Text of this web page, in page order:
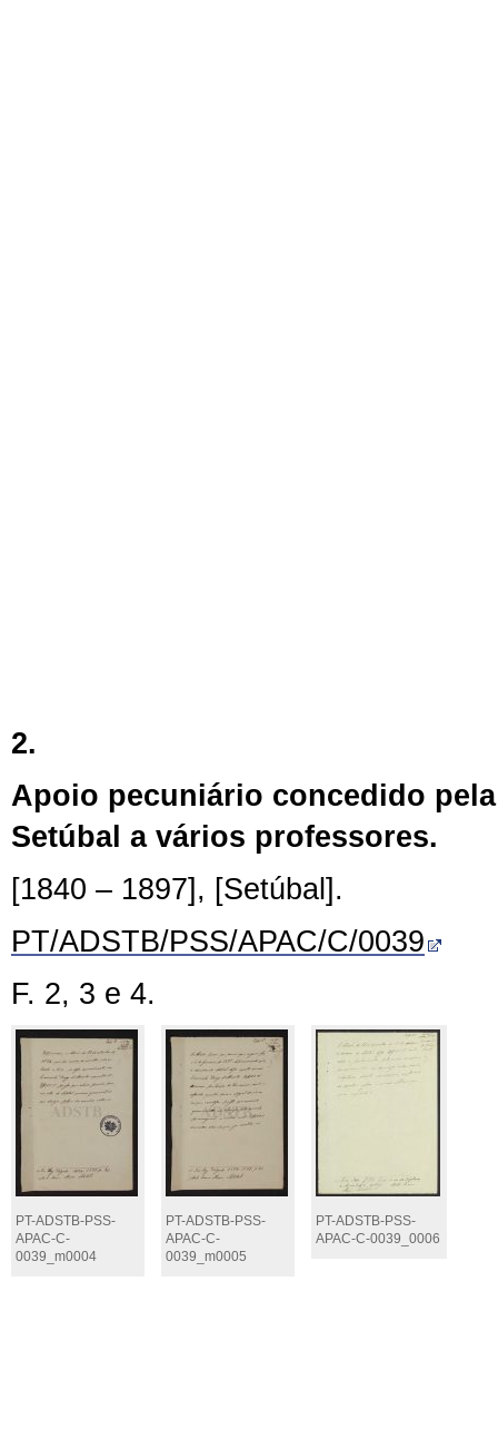
2.
Apoio pecuniário concedido
Setúbal a vários professores.
[1840 – 1897], [Setúbal].
PT/ADSTB/PSS/APAC/C/0039
F. 2, 3 e 4.
PT-ADSTB-PSS-
APAC-C-
0039_m0004
PT-ADSTB-PSS-
APAC-C-
0039_m0005
PT-ADSTB-PSS-
APAC-C-0039_0006